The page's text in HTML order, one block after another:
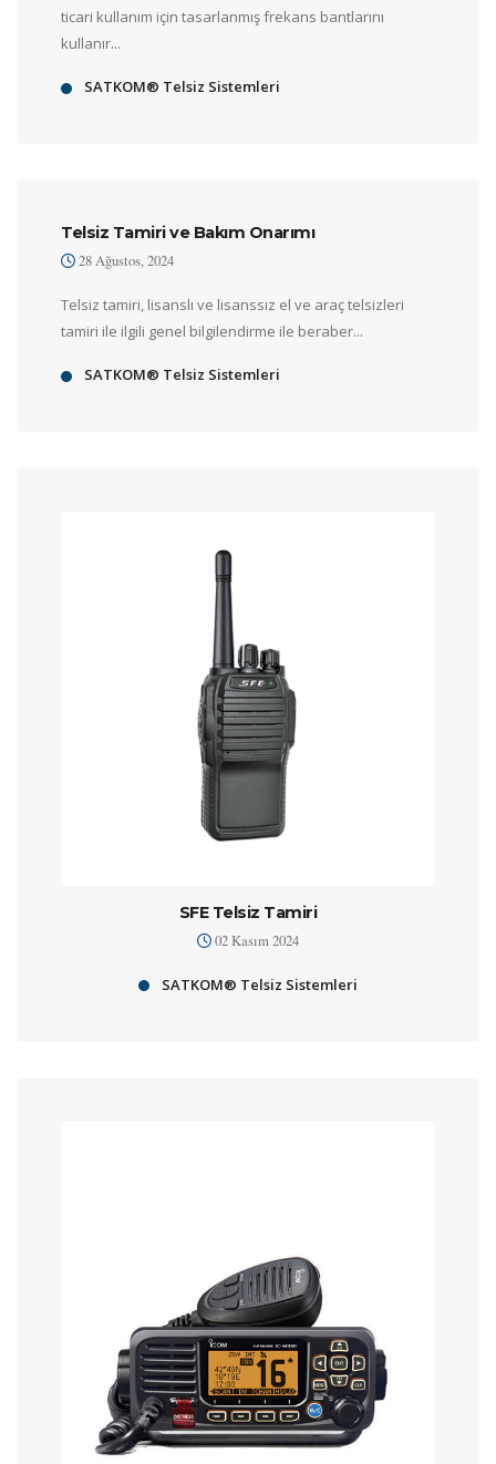
ticari kullanım için tasarlanmış frekans bantlarını
kullanır...
SATKOM® Telsiz Sistemleri
Telsiz Tamiri ve Bakım Onarımı
28 Ağustos, 2024
Telsiz tamiri, lisanslı ve lisanssız el ve araç telsizleri
tamiri ile ilgili genel bilgilendirme ile beraber...
SATKOM® Telsiz Sistemleri
SFE Telsiz Tamiri
02 Kasım 2024
SATKOM® Telsiz Sistemleri